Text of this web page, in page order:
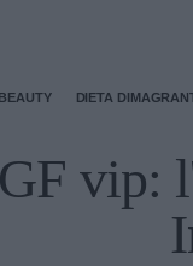
DIETA
GF vip: